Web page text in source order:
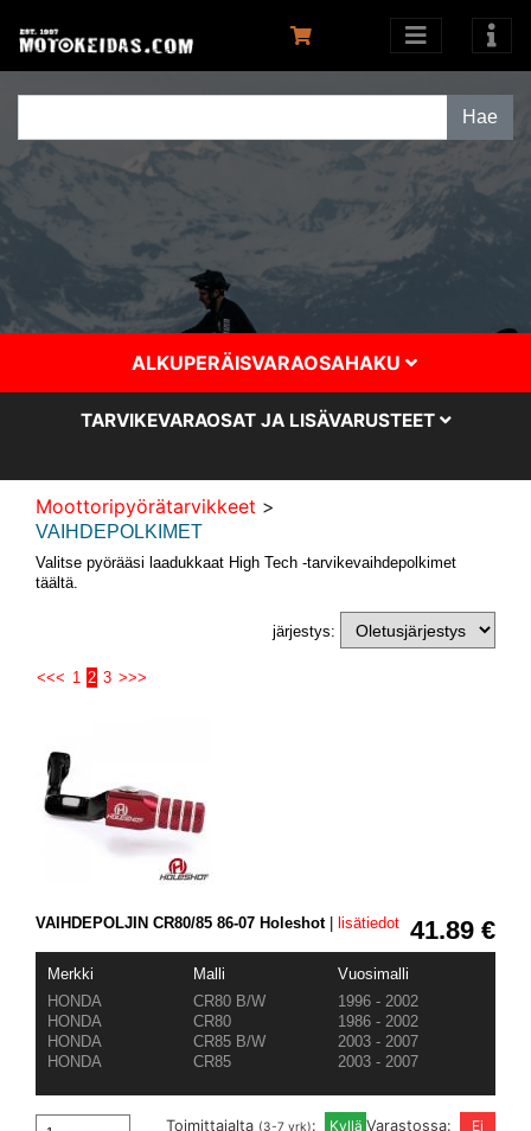
ALKUPERÄISVARAOSAHAKU
TARVIKEVARAOSAT JA LISÄVARUSTEET
Moottoripyörätarvikkeet >
VAIHDEPOLKIMET
Valitse pyörääsi laadukkaat High Tech -tarvikevaihdepolkimet
täältä.
järjestys:
<<< 1 2 3 >>>
41.89 €
VAIHDEPOLJIN CR80/85 86-07 Holeshot| lisätiedot
Merkki Malli
Vuosimalli
HONDA
CR80 B/W
1996 - 2002
HONDA
CR80
1986 - 2002
HONDA
CR85 B/W
2003 - 2007
HONDA
CR85 2003 - 2007
Varastossa:
Toimittajalta (3-7 vrk):